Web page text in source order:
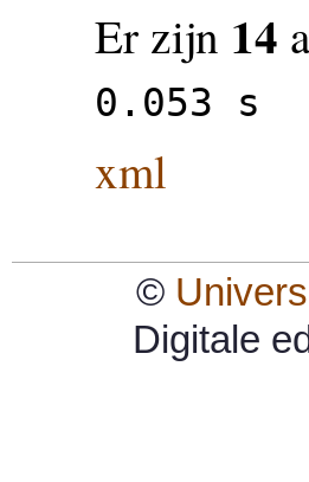
Er zijn 14
0.053 s
xml
©
Digitale